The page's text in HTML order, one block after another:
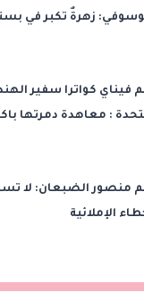
زهرةٌ تكبر في
فيناي كواترا سفير
: معاهدة دمرتها
منصور الضبعان: لا
الإملائية